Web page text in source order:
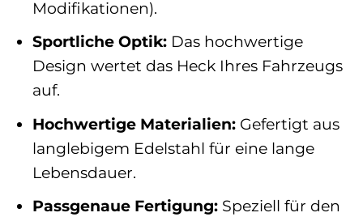
Modifikationen).
Sportliche Optik:Das hochwertige
Design wertet das Heck Ihres Fahrzeugs
auf.
Hochwertige Materialien:Gefertigt aus
langlebigem Edelstahl für eine lange
Lebensdauer.
Passgenaue Fertigung:Speziell für den